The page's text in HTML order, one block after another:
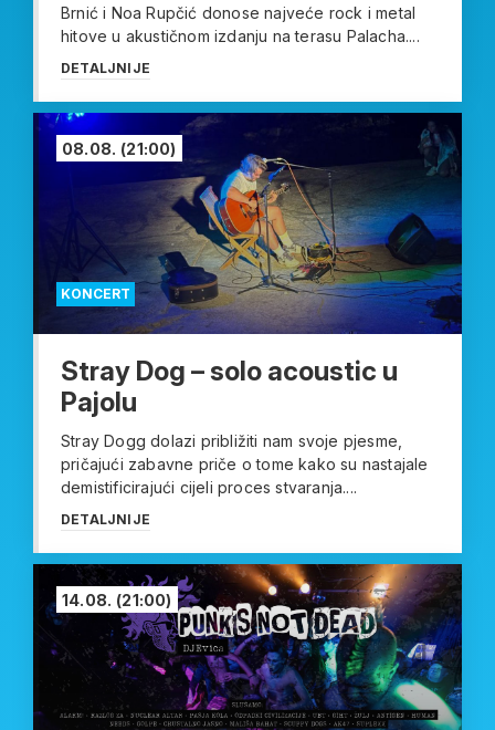
Brnić i Noa Rupčić donose najveće rock i metal
hitove u akustičnom izdanju na terasu Palacha....
DETALJNIJE
KONCERT
08.08. (21:00)
Stray Dog – solo acoustic u
Pajolu
Stray Dogg dolazi približiti nam svoje pjesme,
pričajući zabavne priče o tome kako su nastajale
demistificirajući cijeli proces stvaranja....
DETALJNIJE
14.08. (21:00)